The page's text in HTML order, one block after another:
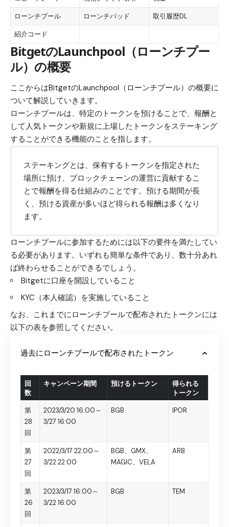
ローンチプール ローンチパッド 取引履歴DL
紹介コード
BitgetのLaunchpool（ローンチプー
ル）の概要
ここからはBitgetのLaunchpool（ローンチプール）の概要に
ついて解説していきます。
ローンチプールは、特定のトークンを預けることで、報酬と
して人気トークンや新規に上場したトークンをステーキング
することができる機能のことを指します。
ステーキングとは、保有するトークンを指定された
場所に預け、ブロックチェーンの運営に貢献するこ
とで報酬を得る仕組みのことです。預ける期間が長
く、預ける資産が多いほど得られる報酬は多くなり
ます。
ローンチプールに参加するためには以下の要件を満たしてい
る必要があります。いずれも簡単な条件であり、数十分あれ
ば終わらせることができるでしょう。
Bitgetに口座を開設していること
KYC（本人確認）を実施していること
なお、これまでにローンチプールで配布されたトークンには
以下の表を参照してください。
過去にローンチプールで配布されたトークン
回
数
キャンペーン期間 預けるトークン
得られる
トークン
第
28
回
2023/3/20 16:00～
3/27 16:00
BGB IPOR
第
27
回
2022/3/17 22:00～
3/22 22:00
BGB、GMX、
MAGIC、VELA
ARB
第
26
回
2023/3/17 16:00～
3/22 16:00
BGB TEM